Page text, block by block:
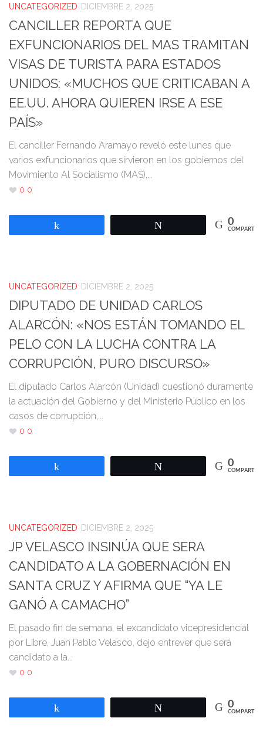
UNCATEGORIZED DICIEMBRE 2, 2025
CANCILLER REPORTA QUE
EXFUNCIONARIOS DEL MAS TRAMITAN
VISAS DE TURISTA PARA ESTADOS
UNIDOS: «MUCHOS QUE CRITICABAN A
EE.UU. AHORA QUIEREN IRSE A ESE
PAÍS»
El canciller Fernando Aramayo reveló este lunes que
varios exfuncionarios que sirvieron en los gobiernos del
Movimiento Al Socialismo (MAS),...
0 0
0
COMPARTIR
UNCATEGORIZED DICIEMBRE 2, 2025
DIPUTADO DE UNIDAD CARLOS
ALARCÓN: «NOS ESTÁN TOMANDO EL
PELO CON LA LUCHA CONTRA LA
CORRUPCIÓN, PURO DISCURSO»
El diputado Carlos Alarcón (Unidad) cuestionó duramente
la actuación del Gobierno y del Ministerio Público en los
casos de corrupción,...
0 0
0
COMPARTIR
UNCATEGORIZED DICIEMBRE 2, 2025
JP VELASCO INSINÚA QUE SERA
CANDIDATO A LA GOBERNACIÓN EN
SANTA CRUZ Y AFIRMA QUE “YA LE
GANÓ A CAMACHO”
El pasado fin de semana, el excandidato vicepresidencial
por Libre, Juan Pablo Velasco, dejó entrever que será
candidato a la...
0 0
0
COMPARTIR